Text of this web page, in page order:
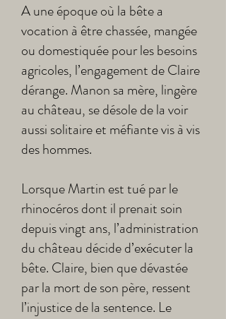
A une époque où la bête a
vocation à être chassée, mangée
ou domestiquée pour les besoins
agricoles, l’engagement de Claire
dérange. Manon sa mère, lingère
au château, se désole de la voir
aussi solitaire et méfiante vis à vis
des hommes.
Lorsque Martin est tué par le
rhinocéros dont il prenait soin
depuis vingt ans, l’administration
du château décide d’exécuter la
bête. Claire, bien que dévastée
par la mort de son père, ressent
l’injustice de la sentence. Le